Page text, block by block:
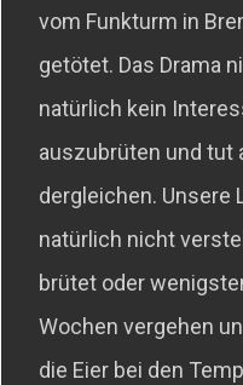
vom Funkturm in
getötet. Das Drama
natürlich kein
auszubrüten und tut
dergleichen. Unsere
natürlich nicht
brütet oder
Wochen vergehen
die Eier bei den